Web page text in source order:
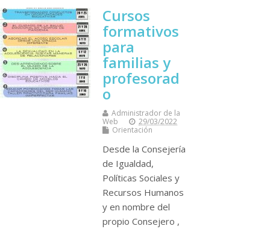
Cursos
formativos
para
familias y
profesorad
o
Administrador de la
Web
29/03/2022
Orientación
Desde la Consejería
de Igualdad,
Políticas Sociales y
Recursos Humanos
y en nombre del
propio Consejero ,